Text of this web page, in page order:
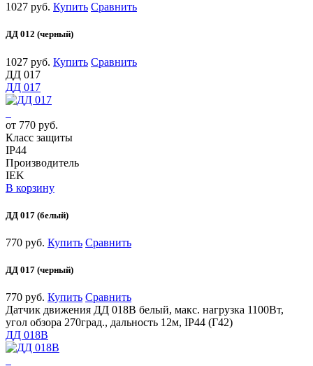
1027 руб. Купить Сравнить
ДД 012 (черный)
1027 руб. Купить Сравнить
ДД 017
ДД 017
от 770 руб.
Класс защиты
IP44
Производитель
IEK
В корзину
ДД 017 (белый)
770 руб. Купить Сравнить
ДД 017 (черный)
770 руб. Купить Сравнить
Датчик движения ДД 018В белый, макс. нагрузка 1100Вт,
угол обзора 270град., дальность 12м, IP44 (Г42)
ДД 018В